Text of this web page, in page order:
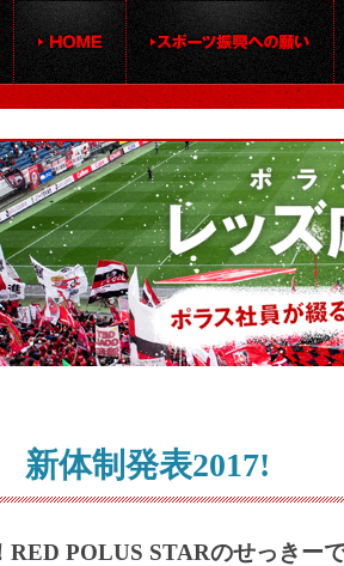
新体制発表2017!
RED POLUS STARのせっきー